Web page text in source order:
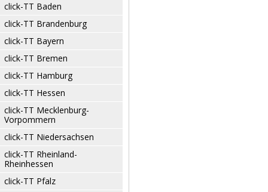
click-TT Baden
click-TT Brandenburg
click-TT Bayern
click-TT Bremen
click-TT Hamburg
click-TT Hessen
click-TT Mecklenburg-
Vorpommern
click-TT Niedersachsen
click-TT Rheinland-
Rheinhessen
click-TT Pfalz